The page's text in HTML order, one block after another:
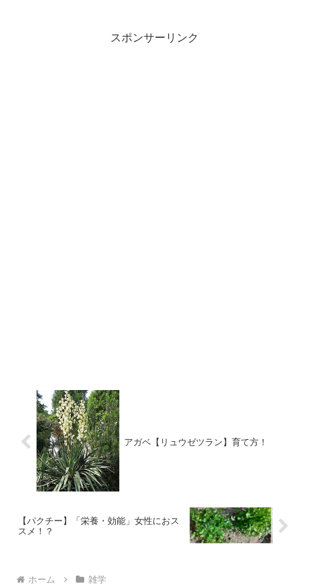
スポンサーリンク
アガベ【リュウゼツラン】育て方！
【パクチー】「栄養・効能」女性におス
スメ！？
ホーム 雑学